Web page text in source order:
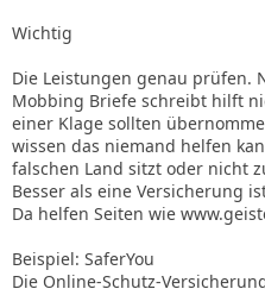
Wichtig
Die Leistungen genau prüfen.
Mobbing Briefe schreibt hilft
einer Klage sollten
wissen das niemand helfen
falschen Land sitzt oder nicht
Besser als eine Versicherung
Da helfen Seiten wie
Beispiel: SaferYou
Die Online-Schutz-